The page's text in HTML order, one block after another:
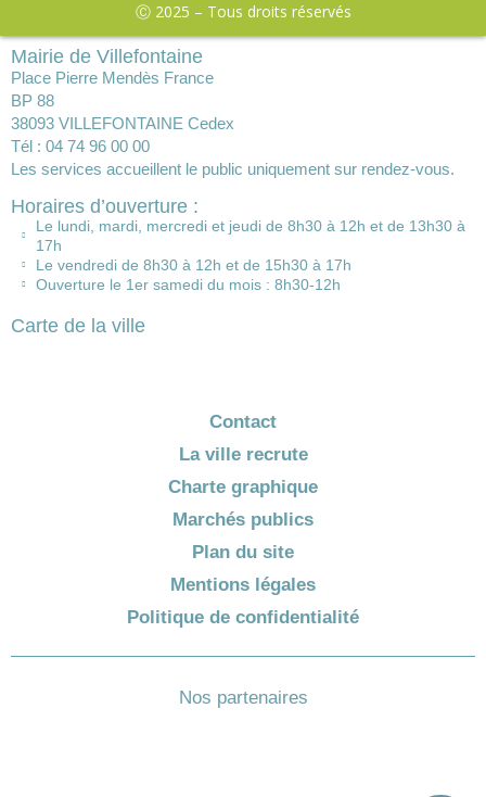
Ⓒ 2025 – Tous droits réservés
Mairie de Villefontaine
Place Pierre Mendès France
BP 88
38093 VILLEFONTAINE Cedex
Tél : 04 74 96 00 00
Les services accueillent le public uniquement sur rendez-vous.
Horaires d’ouverture :
Le lundi, mardi, mercredi et jeudi de 8h30 à 12h et de 13h30 à
17h
Le vendredi de 8h30 à 12h et de 15h30 à 17h
Ouverture le 1er samedi du mois : 8h30-12h
Carte de la ville
Contact
La ville recrute
Charte graphique
Marchés publics
Plan du site
Mentions légales
Politique de confidentialité
Nos partenaires